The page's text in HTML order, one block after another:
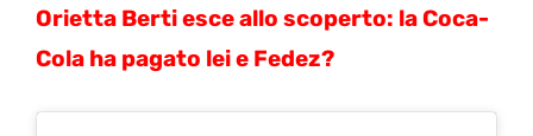
Orietta Berti esce allo scoperto: la Coca-
Cola ha pagato lei e Fedez?